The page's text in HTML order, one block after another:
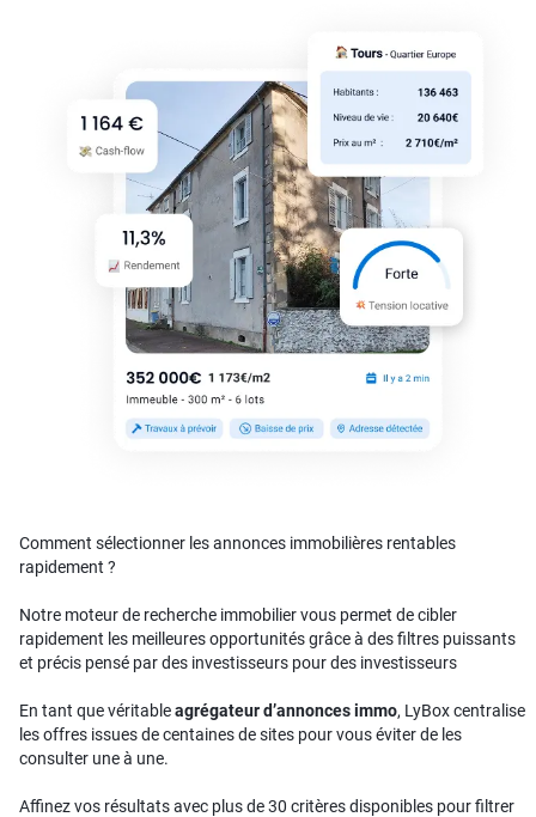
Comment sélectionner les annonces immobilières rentables
rapidement ?
Notre moteur de recherche immobilier vous permet de cibler
rapidement les meilleures opportunités grâce à des filtres puissants
et précis pensé par des investisseurs pour des investisseurs
En tant que véritableagrégateur d’annonces immo, LyBox centralise
les offres issues de centaines de sites pour vous éviter de les
consulter une à une.
Affinez vos résultats avec plus de 30 critères disponibles pour filtrer